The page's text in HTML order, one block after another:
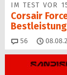
IM TEST VOR
Corsair
Bestleistung
56 Kommentare